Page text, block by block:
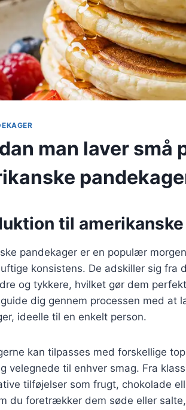
man laver små
til
pandekager er en populær
konsistens. De adskiller sig fra
og tykkere, hvilket gør dem
dig gennem processen med at
ideelle til en enkelt person.
kan tilpasses med forskellige
velegnede til enhver smag. Fra
tilføjelser som frugt, chokolade
du foretrækker dem søde eller